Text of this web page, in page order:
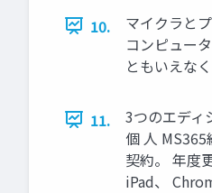
10.
マイクラと
コンピュー
ともいえな
11.
3つのエディ
個 人
契約。 年度
iPad、